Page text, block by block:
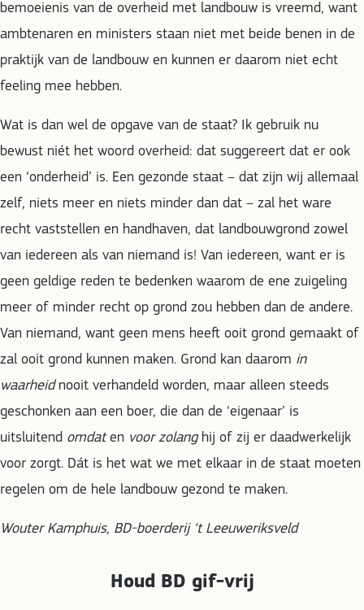
bemoeienis van de overheid met landbouw is vreemd, want
ambtenaren en ministers staan niet met beide benen in de
praktijk van de landbouw en kunnen er daarom niet echt
feeling mee hebben.
Wat is dan wel de opgave van de staat? Ik gebruik nu
bewust niét het woord overheid: dat suggereert dat er ook
een ‘onderheid’ is. Een gezonde staat – dat zijn wij allemaal
zelf, niets meer en niets minder dan dat – zal het ware
recht vaststellen en handhaven, dat landbouwgrond zowel
van iedereen als van niemand is! Van iedereen, want er is
geen geldige reden te bedenken waarom de ene zuigeling
meer of minder recht op grond zou hebben dan de andere.
Van niemand, want geen mens heeft ooit grond gemaakt of
zal ooit grond kunnen maken. Grond kan daarom in
waarheidnooit verhandeld worden, maar alleen steeds
geschonken aan een boer, die dan de ‘eigenaar’ is
uitsluitend omdaten voor zolanghij of zij er daadwerkelijk
voor zorgt. Dát is het wat we met elkaar in de staat moeten
regelen om de hele landbouw gezond te maken.
Wouter Kamphuis, BD-boerderij ‘t Leeuweriksveld
Houd BD gif-vrij